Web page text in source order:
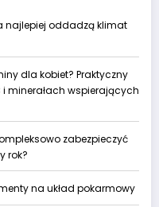
najlepiej oddadzą klimat
dla kobiet? Praktyczny
minerałach wspierających
zabezpieczyć
rok?
na układ pokarmowy